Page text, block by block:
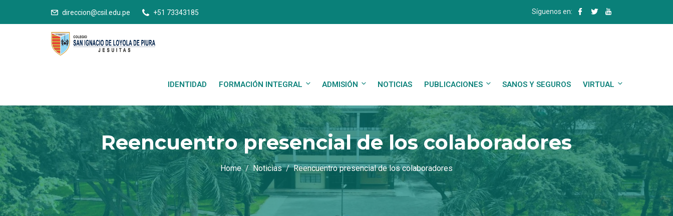
direccion@csil.edu.pe +51 73343185 Síguenos en:
IDENTIDAD FORMACIÓN INTEGRAL ADMISIÓN NOTICIAS PUBLICACIONES SANOS Y SEGUROS VIRTUAL
Reencuentro presencial de los colaboradores
Home Noticias Reencuentro presencial de los colaboradores